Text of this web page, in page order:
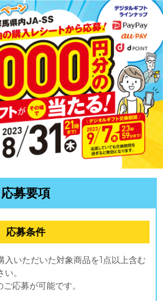
応募要項
応募条件
入いただいた対象商品を1点以上含む
。
応募が可能です。